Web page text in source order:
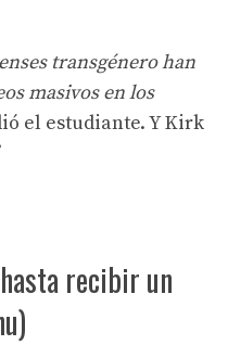
transgénero han
masivos en los
el estudiante. Y Kirk
recibir un